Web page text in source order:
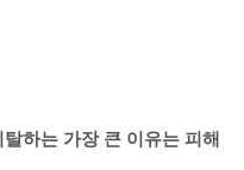
하는 가장 큰 이유는 피해